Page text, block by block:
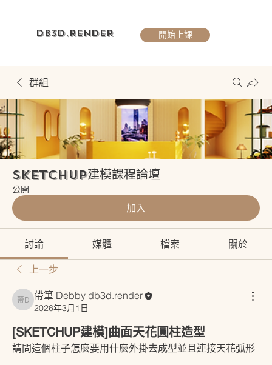
DB3D.RENDER 開始上課
群組
Sketchup建模課程論壇
公開
加入
討論 媒體 檔案 關於
上一步
帶筆 Debby db3d.render
帶筆 Debby db3d.render
2026年3月1日
[SKETCHUP建模]曲面天花圓柱造型
請問這個柱子怎麼要用什麼外掛去成型並且連接天花弧形